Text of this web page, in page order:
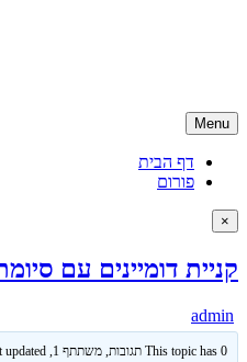
Menu
דף הבית
פורום
×
קניית דומיינים עם
admin
This topic has 0 תגובות, משתתף 1, and was last updated